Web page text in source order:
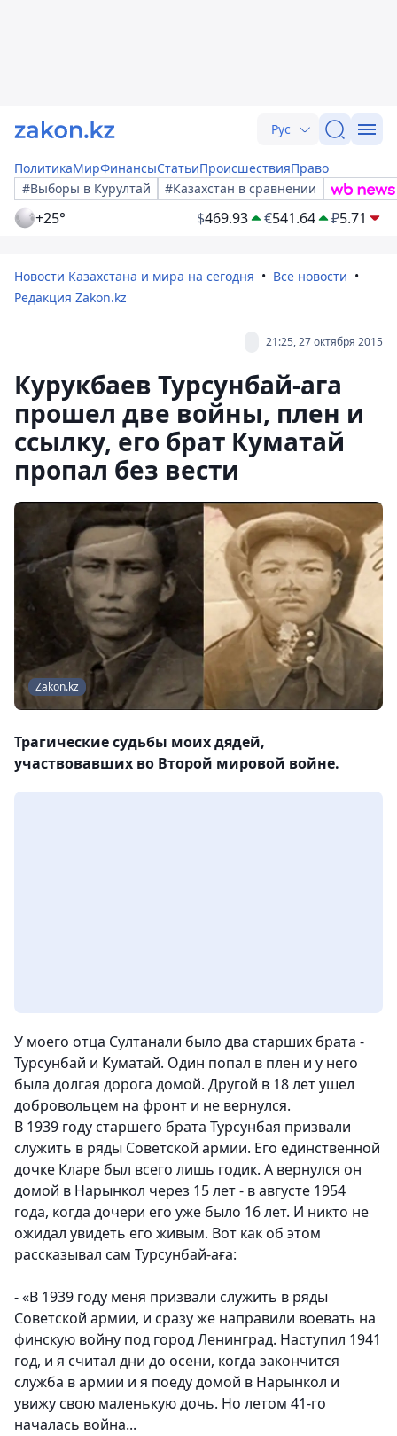
Рус
ПолитикаМирФинансыСтатьиПроисшествияПраво
#Выборы в Курултай
#Казахстан в сравнении
+25° $469.93 €541.64 ₽5.71
Новости Казахстана и мира на сегодня
Все новости
Редакция Zakon.kz
21:25, 27 октября 2015
Курукбаев Турсунбай-ага
прошел две войны, плен и
ссылку, его брат Куматай
пропал без вести
Zakon.kz
Трагические судьбы моих дядей,
участвовавших во Второй мировой войне.
У моего отца Султанали было два старших брата -
Турсунбай и Куматай. Один попал в плен и у него
была долгая дорога домой. Другой в 18 лет ушел
добровольцем на фронт и не вернулся.
В 1939 году старшего брата Турсунбая призвали
служить в ряды Советской армии. Его единственной
дочке Кларе был всего лишь годик. А вернулся он
домой в Нарынкол через 15 лет - в августе 1954
года, когда дочери его уже было 16 лет. И никто не
ожидал увидеть его живым. Вот как об этом
рассказывал сам Турсунбай-аға:
-«В 1939 году меня призвали служить в ряды
Советской армии, и сразу же направили воевать на
финскую войну под город Ленинград. Наступил 1941
год, и я считал дни до осени, когда закончится
служба в армии и я поеду домой в Нарынкол и
увижу свою маленькую дочь. Но летом 41-го
началась война...